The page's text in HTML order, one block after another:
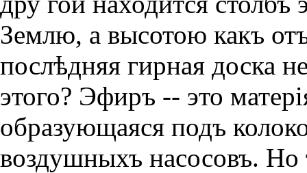
Землю, а высотою какъ
послѣдняя гирная доска
этого? Эфиръ -- это
образующаяся подъ
воздушныхъ насосовъ.